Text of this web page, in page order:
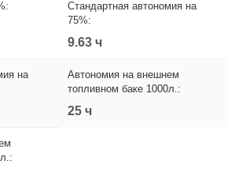
Стандартная автономия на
75%:
9.63 ч
на
Автономия на внешнем
топливном баке 1000л.:
25 ч